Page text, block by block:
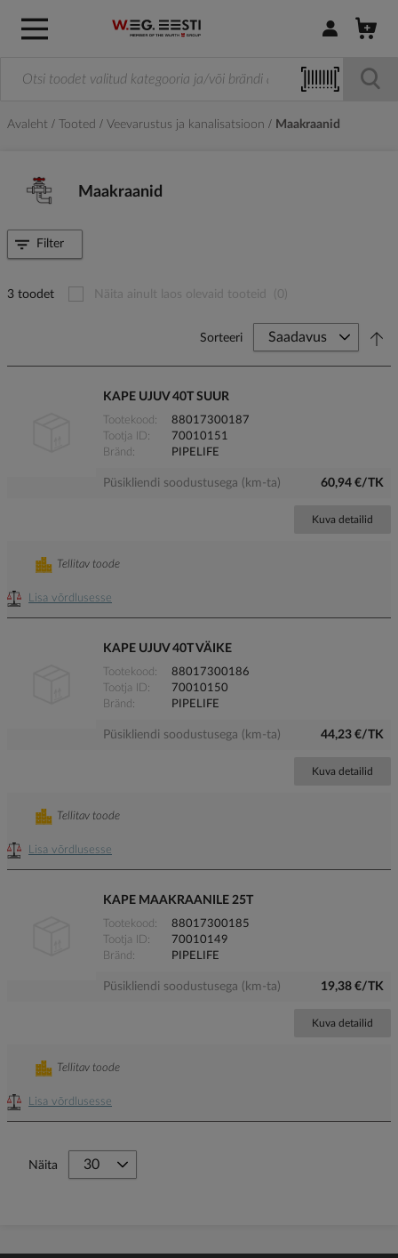
Logi sisse /
Avaleht Tooted Veevarustus ja kanalisatsioon Maakraanid
Maakraanid
3 toodet Näita ainult laos olevaid tooteid (0)
Sorteeri
KAPE UJUV 40T SUUR
Tootekood
88017300187
Tootja ID
70010151
Bränd
PIPELIFE
Püsikliendi soodustusega (km-ta) 60,94 €/TK
Kuva detailid
Lisa võrdlusesse
Tellitav toode
KAPE UJUV 40T VÄIKE
Tootekood
88017300186
Tootja ID
70010150
Bränd
PIPELIFE
Püsikliendi soodustusega (km-ta) 44,23 €/TK
Kuva detailid
Lisa võrdlusesse
Tellitav toode
KAPE MAAKRAANILE 25T
Tootekood
88017300185
Tootja ID
70010149
Bränd
PIPELIFE
Püsikliendi soodustusega (km-ta) 19,38 €/TK
Kuva detailid
Lisa võrdlusesse
Tellitav toode
Näita
Filter